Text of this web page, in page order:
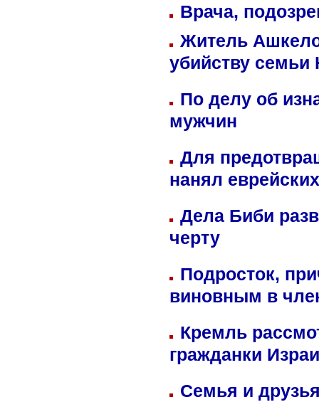
Врача,
Житель
убийству семьи
По делу об
мужчин
Для
нанял
Дела Биби
черту
Подросток,
виновным в
Кремль
гражданки
Семья и